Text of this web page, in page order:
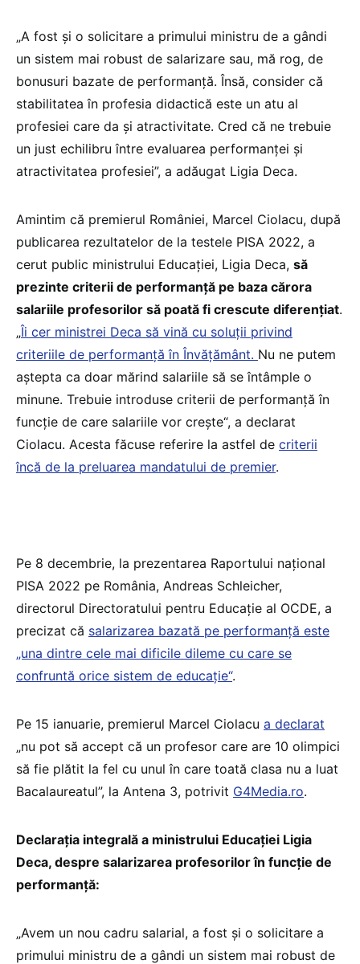
„A fost și o solicitare a primului ministru de a gândi
un sistem mai robust de salarizare sau, mă rog, de
bonusuri bazate de performanță. Însă, consider că
stabilitatea în profesia didactică este un atu al
profesiei care da și atractivitate. Cred că ne trebuie
un just echilibru între evaluarea performanței și
atractivitatea profesiei”, a adăugat Ligia Deca.
Amintim că premierul României, Marcel Ciolacu, după
publicarea rezultatelor de la testele PISA 2022, a
cerut public ministrului Educației, Ligia Deca, să
prezinte criterii de performanță pe baza cărora
salariile profesorilor să poată fi crescute diferențiat.
„Îi cer ministrei Deca să vină cu soluții privind
criteriile de performanță în Învățământ. Nu ne putem
aștepta ca doar mărind salariile să se întâmple o
minune. Trebuie introduse criterii de performanță în
funcție de care salariile vor crește“, a declarat
Ciolacu. Acesta făcuse referire la astfel de criterii
încă de la preluarea mandatului de premier.
Pe 8 decembrie, la prezentarea Raportului național
PISA 2022 pe România, Andreas Schleicher,
directorul Directoratului pentru Educație al OCDE, a
precizat că salarizarea bazată pe performanță este
„una dintre cele mai dificile dileme cu care se
confruntă orice sistem de educație“.
Pe 15 ianuarie, premierul Marcel Ciolacu a declarat
„nu pot să accept că un profesor care are 10 olimpici
să fie plătit la fel cu unul în care toată clasa nu a luat
Bacalaureatul”, la Antena 3, potrivit G4Media.ro.
Declarația integrală a ministrului Educației Ligia
Deca, despre salarizarea profesorilor în funcție de
performanță:
„Avem un nou cadru salarial, a fost și o solicitare a
primului ministru de a gândi un sistem mai robust de